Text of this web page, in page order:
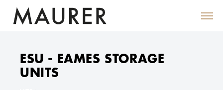
ESU - EAMES STORAGE
UNITS